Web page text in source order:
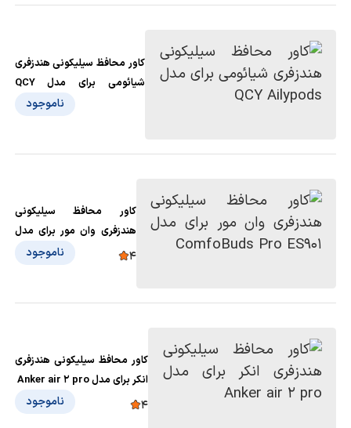
کاور محافظ سیلیکونی هندزفری
شیائومی برای مدل QCY
ناموجود
کاور محافظ سیلیکونی
هندزفری وان مور برای مدل
ComfoBuds Pro ES901
4 ناموجود
کاور محافظ سیلیکونی هندزفری
انکر برای مدل Anker air 2 pro
4 ناموجود